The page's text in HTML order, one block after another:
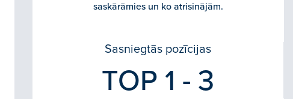
saskārāmies un ko atrisinājām.
Sasniegtās pozīcijas
TOP 1 - 3